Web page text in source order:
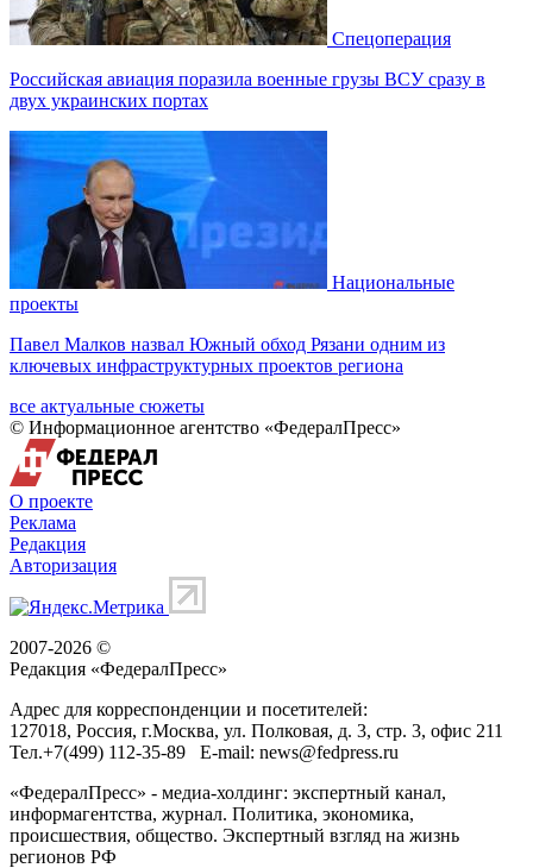
Спецоперация
Российская авиация поразила военные грузы ВСУ сразу в
двух украинских портах
Национальные
проекты
Павел Малков назвал Южный обход Рязани одним из
ключевых инфраструктурных проектов региона
все актуальные сюжеты
© Информационное агентство «ФедералПресс»
О проекте
Реклама
Редакция
Авторизация
2007-2026 ©
Редакция «ФедералПресс»
Адрес для корреспонденции и посетителей:
127018, Россия, г.Москва, ул. Полковая, д. 3, стр. 3, офис 211
Тел.+7(499) 112-35-89 E-mail: news@fedpress.ru
«ФедералПресс» - медиа-холдинг: экспертный канал,
информагентства, журнал. Политика, экономика,
происшествия, общество. Экспертный взгляд на жизнь
регионов РФ